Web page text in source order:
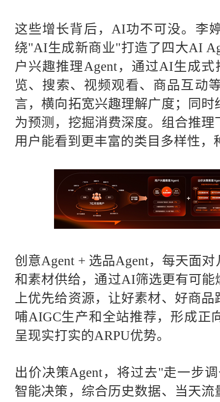
这些增长背后， AI功不可没。李
绕"AI生成新商业"打造了四大AI
户兴趣推理Agent，通过AI生成
览、搜索、视频观看、商品互动
言，横向拓宽兴趣理解广度；同
为预测，挖掘消费深度。组合推
用户能看到更丰富的类目多样性，
创意Agent + 选品Agent，每天面
和素材供给，通过AI筛选更有可
上优先给资源，让好素材、好商
哺AIGC生产和全站推荐，形成正
呈现实打实的ARPU优势。
出价决策Agent，将过去"走一步
智能决策，综合历史数据、当天